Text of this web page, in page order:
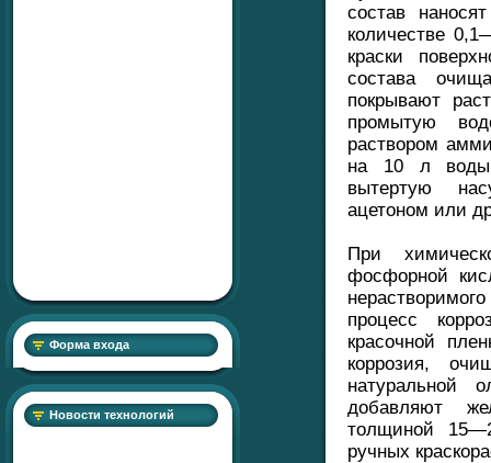
Форма входа
Новости технологий
состав
количестве
краски
состава
покрывают
промытую
раствором
на 10 л
вытертую
ацетоном или
При
фосфорной
процесс
красочной
коррозия,
натуральной
добавляют
толщиной
ручных